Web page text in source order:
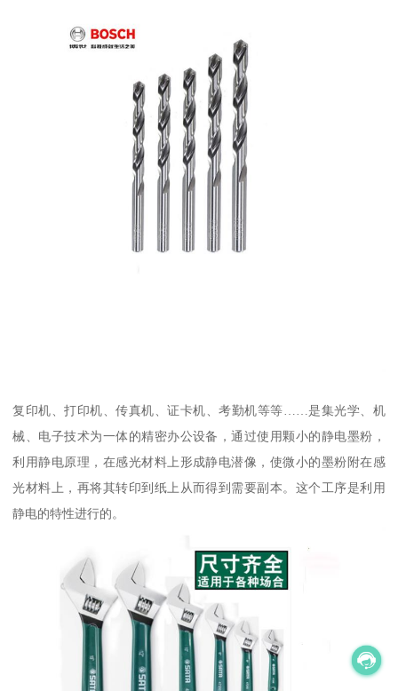
复印机、打印机、传真机、证卡机、考勤机等等……是集光学、机
械、电子技术为一体的精密办公设备，通过使用颗小的静电墨粉，
利用静电原理，在感光材料上形成静电潜像，使微小的墨粉附在感
光材料上，再将其转印到纸上从而得到需要副本。这个工序是利用
静电的特性进行的。